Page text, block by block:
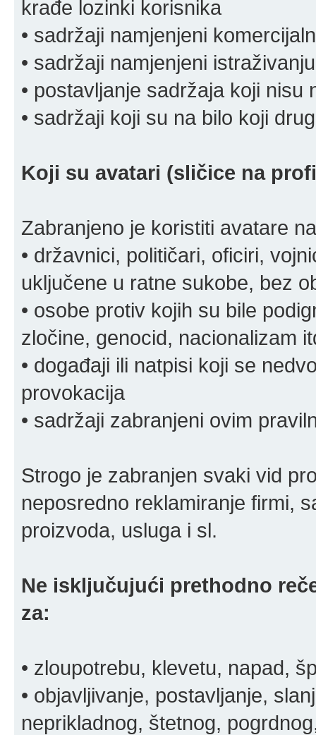
krađe lozinki korisnika
• sadržaji namjenjeni
• sadržaji namjenjeni
• postavljanje sadržaja koji
• sadržaji koji su na bilo koji
Koji su avatari (sličice na
Zabranjeno je koristiti avatare
• državnici, političari, oficiri,
uključene u ratne sukobe, bez
• osobe protiv kojih su bile
zločine, genocid, nacionalizam
• događaji ili natpisi koji se
provokacija
• sadržaji zabranjeni ovim
Strogo je zabranjen svaki vid
neposredno reklamiranje firmi,
proizvoda, usluga i sl.
Ne isključujući prethodno
za:
• zloupotrebu, klevetu, napad,
• objavljivanje, postavljanje,
neprikladnog, štetnog,